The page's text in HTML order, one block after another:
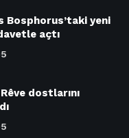
Bosphorus’taki yeni
açtı
dostlarını